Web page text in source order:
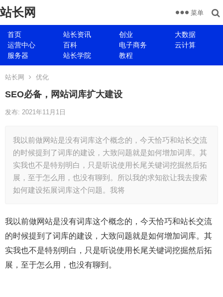
站长网
首页 站长资讯 创业
大数据
运营中心
百科 电子商务
云计算
服务器
站长学院 教程
菜单
站长网 优化
SEO必备，网站词库扩大建设
发布: 2021年11月1日
我以前做网站是没有词库这个概念的，今天恰巧和站长交流
的时候提到了词库的建设，大致问题就是如何增加词库。其
实我也不是特别明白，只是听说使用长尾关键词挖掘然后拓
展，至于怎么用，也没有聊到。所以我的求知欲让我去搜索
如何建设拓展词库这个问题。我将
我以前做网站是没有词库这个概念的，今天恰巧和站长交流
的时候提到了词库的建设，大致问题就是如何增加词库。其
实我也不是特别明白，只是听说使用长尾关键词挖掘然后拓
展，至于怎么用，也没有聊到。